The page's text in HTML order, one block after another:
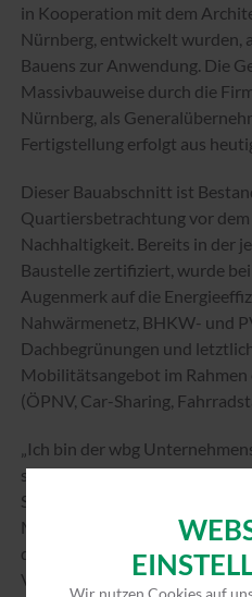
in Kooperation mit dem
Nürnberg, entwickelt wurden,
Bauens zur Anwendung. Die
Massivbauweise durch die
Nürnberg, als
Fertigstellung erfolgt aus
Dieser Bauabschnitt ist
Quartiersbetrachtung vor
Nachhaltigkeit. Bereits in der
Baustelle zertifiziert, wurde
Augenmerk auf die
Nahwärmenetz, BHKW- und
Dachbegrünungen und
Mobilitätsangebot im
(ÖPNV, Car-Sharing,
„Ich bin der wbg
sie zur Erweiterung des
Stadt hier fast 200 geförderte
Mietwohnungen errichtet.
dringend benötigt und leisten
Verringerung des
Wir nutzen Cookies auf